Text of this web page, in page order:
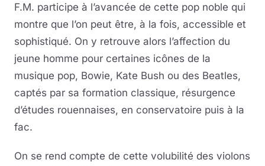
F.M. participe à l’avancée de cette pop noble qui
montre que l’on peut être, à la fois, accessible et
sophistiqué. On y retrouve alors l’affection du
jeune homme pour certaines icônes de la
musique pop, Bowie, Kate Bush ou des Beatles,
captés par sa formation classique, résurgence
d’études rouennaises, en conservatoire puis à la
fac.
On se rend compte de cette volubilité des violons